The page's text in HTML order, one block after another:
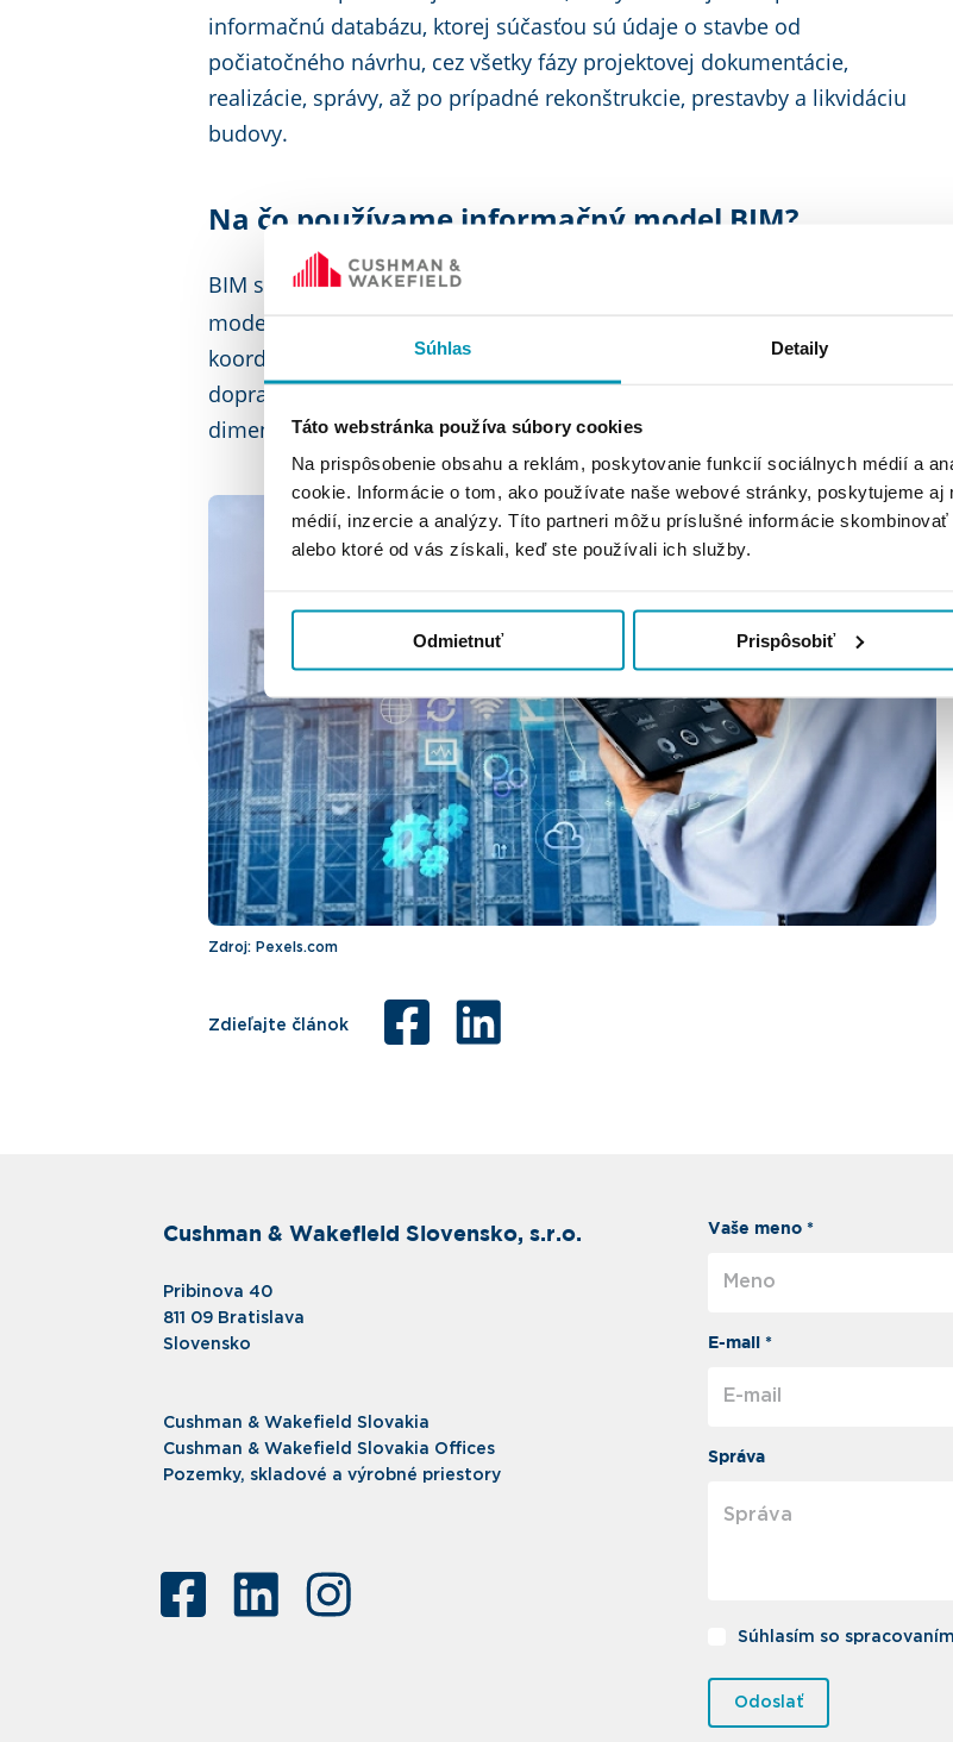
Súhlas Detaily
Táto webstránka používa súbory cookies
Na prispôsobenie obsahu a reklám, poskytovanie funkcií sociálnych médií a
cookie. Informácie o tom, ako používate naše webové stránky, poskytujeme
médií, inzercie a analýzy. Títo partneri môžu príslušné informácie
alebo ktoré od vás získali, keď ste používali ich služby.
Odmietnuť Prispôsobiť
informačnú databázu, ktorej súčasťou sú údaje o stavbe od
počiatočného návrhu, cez všetky fázy projektovej dokumentácie,
realizácie, správy, až po prípadné rekonštrukcie, prestavby a likvidáciu
budovy.
Na čo používame informačný model BIM?
BIM slúži ako základ pretakzvané 4D modelovanie
modelu je možné vytvárať plány a harmonogramy stavebných prác,
koordinovať časové a priestorové aspekty, logistiku, subdodávky,
dopravu a inštalácie. Tento model sa môže ďalej rozširovať o ďalšie
dimenzie, čím sa rozširuje spektrum informácií dostupných v BIM.
Zdroj: Pexels.com
Zdieľajte článok
Cushman & Wakefield Slovensko, s.r.o.
Pribinova 40
811 09 Bratislava
Slovensko
Cushman & Wakefield Slovakia
Cushman & Wakefield Slovakia Offices
Pozemky, skladové a výrobné priestory
Vaše meno *
E-mail *
Správa
Súhlasím so
Odoslať